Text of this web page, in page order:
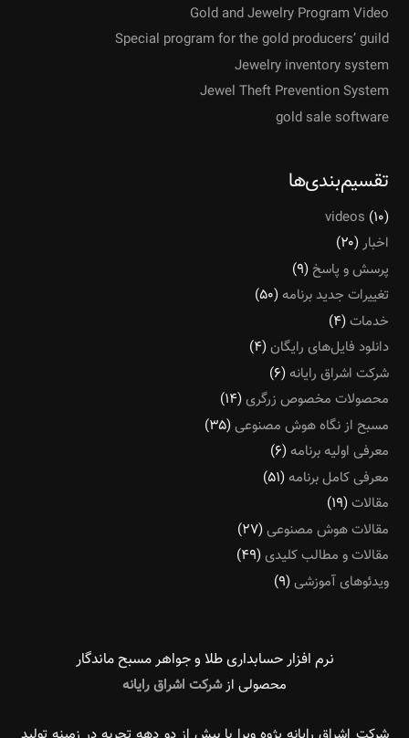
Gold and Jewelry Program Video
Special program for the gold producers’ guild
Jewelry inventory system
Jewel Theft Prevention System
gold sale software
تقسیم‌بندی‌ها
videos (۱۰)
اخبار(۲۰)
پرسش و پاسخ (۹)
تغییرات جدید برنامه (۵۰)
خدمات(۴)
دانلود فایل‌های رایگان(۴)
شرکت اشراق رایانه (۶)
محصولات مخصوص زرگری(۱۴)
مسبح از نگاه هوش مصنوعی(۳۵)
معرفی اولیه برنامه (۶)
معرفی کامل برنامه (۵۱)
مقالات(۱۹)
مقالات هوش مصنوعی(۲۷)
مقالات و مطالب کلیدی(۴۹)
ویدئوهای آموزشی(۹)
نرم افزار حسابداری طلا و جواهر مسبح ماندگار‌
محصولی ازشرکت اشراق رایانه